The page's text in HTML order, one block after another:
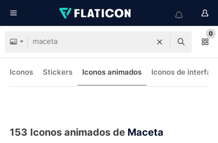
0
Iconos Stickers Iconos animados Iconos de interfaz
153 Iconos animados de Maceta